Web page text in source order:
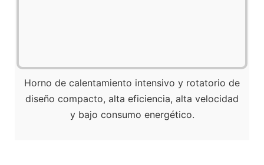
Horno de calentamiento intensivo y rotatorio de
diseño compacto, alta eficiencia, alta velocidad
y bajo consumo energético.